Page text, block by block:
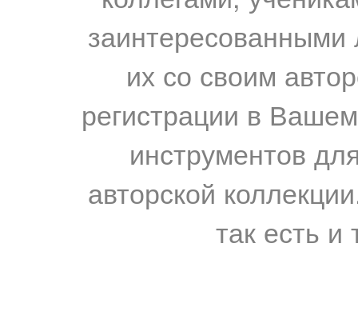
их со своим
регистрации в
инструментов
авторской
так есть и